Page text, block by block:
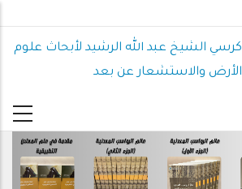
كرسي الشيخ عبد الله الرشيد لأبحاث علوم
الأرض والاستشعار عن بعد